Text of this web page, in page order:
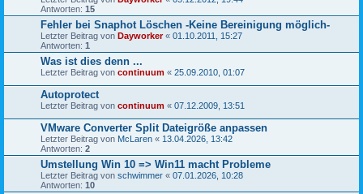
Antworten: 15
Fehler bei Snaphot Löschen -Keine Bereinigung möglich-
Letzter Beitrag von Dayworker« 01.10.2011, 15:27
Antworten: 1
Was ist dies denn ...
Letzter Beitrag von continuum « 25.09.2010, 01:07
Autoprotect
Letzter Beitrag von continuum « 07.12.2009, 13:51
VMware Converter Split Dateigröße anpassen
Letzter Beitrag von McLaren « 13.04.2026, 13:42
Antworten: 2
Umstellung Win 10 => Win11 macht Probleme
Letzter Beitrag von schwimmer « 07.01.2026, 10:28
Antworten: 10